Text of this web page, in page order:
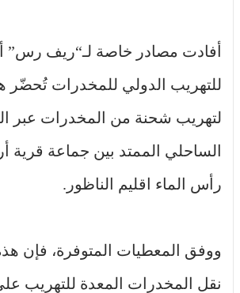
أفادت مصادر خاصة لـ“ريف رس”
للتهريب الدولي للمخدرات تُحضّر
لتهريب شحنة من المخدرات عبر
الساحلي الممتد بين جماعة قرية
رأس الماء اقليم الناظور.
ووفق المعطيات المتوفرة، فإن
نقل المخدرات المعدة للتهريب